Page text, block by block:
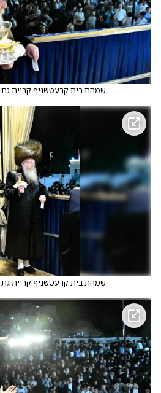
שמחת בית קרעטשניף קריית גת
שמחת בית קרעטשניף קריית גת